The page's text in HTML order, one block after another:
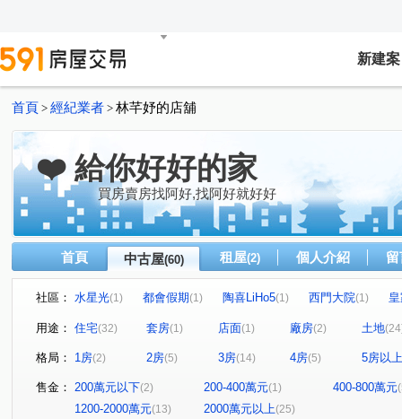
新建案
首頁 > 經紀業者 > 林芊妤的店舖
❤️ 給你好好的家
買房賣房找阿好,找阿好就好好
首頁 中古屋(60) 租屋(2) 個人介紹
社區： 水星光(1) 都會假期(1) 陶喜LiHo5(1) 西門大院(1)
日東昇詠美
(1) 佳順·寓安 (1) 郡騰吾與森
遠雄安南町
晉德華廈 (1) 龍傳人大樓(1) 鴻華喜悅(1)
太子新文化(1) 二空新城AB區(1) 東方紐約大廈(1)
東
竹圍北街(1) 國平北路 (1) 民安路二段(1)
用途： 住宅(32) 套房(1) 店面(1) 廠房(2) 土地
格局： 1房(2) 2房(5) 3房(14) 4房(5) 5房以上
售金： 200萬元以下(2) 200-400萬元(1) 400-800萬元
1200-2000萬元(13) 2000萬元以上(25)